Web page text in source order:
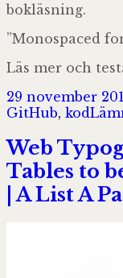
bokläsning.
”Monospaced
Läs mer och
Postat
29 november
GitHub, kod
Web
Tables to
| A List A